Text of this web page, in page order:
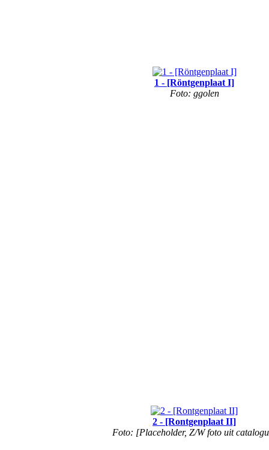
1 - [Röntgenplaat I]
Foto: ggolen
2 - [Rontgenplaat II]
Foto: [Placeholder, Z/W foto uit